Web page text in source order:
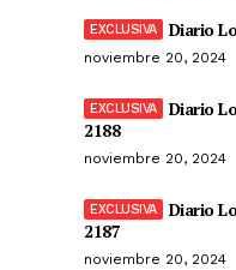
Diario
noviembre 20, 2024
Diario
2188
noviembre 20, 2024
Diario
2187
noviembre 20, 2024